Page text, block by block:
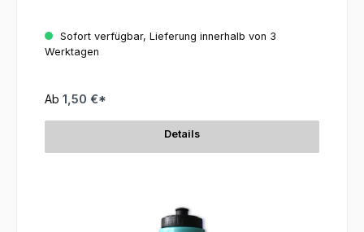
Sofort verfügbar, Lieferung innerhalb von 3
Werktagen
Ab 1,50 €*
Details